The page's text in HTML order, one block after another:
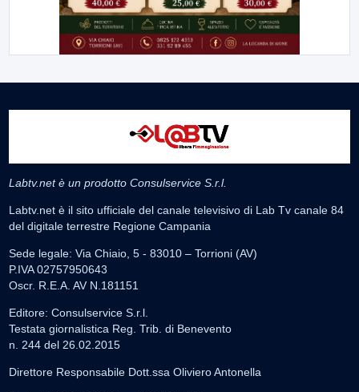
Labtv.net è un prodotto Consulservice S.r.l.
Labtv.net è il sito ufficiale del canale televisivo di Lab Tv canale 84
del digitale terrestre Regione Campania
Sede legale: Via Chiaio, 5 - 83010 – Torrioni (AV)
P.IVA 02757950643
Oscr. R.E.A. AV N.181151
Editore: Consulservice S.r.l.
Testata giornalistica Reg. Trib. di Benevento
n. 244 del 26.02.2015
Direttore Responsabile Dott.ssa Oliviero Antonella